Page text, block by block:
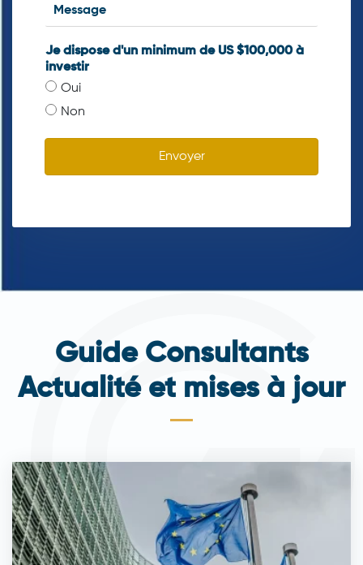
Je dispose d'un minimum de US $100,000 à
investir
Oui
Non
Envoyer
Guide Consultants
Actualité et mises à jour